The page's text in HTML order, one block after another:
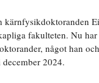
kärnfysikdoktoranden
fakulteten. Nu
något han
2024.